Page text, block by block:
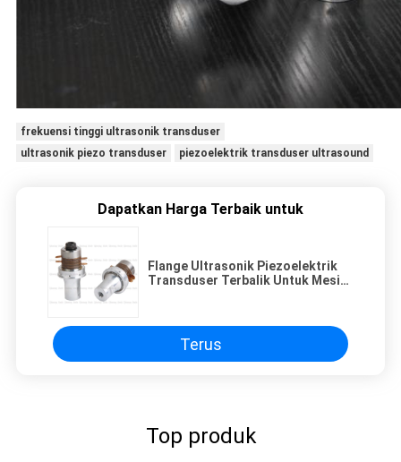
frekuensi tinggi ultrasonik transduser
ultrasonik piezo transduser
piezoelektrik transduser ultrasound
Dapatkan Harga Terbaik untuk
Flange Ultrasonik Piezoelektrik
Transduser Terbalik Untuk Mesin
Terus
Top produk